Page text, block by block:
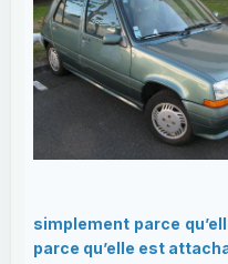
simplement parce
parce qu’elle est